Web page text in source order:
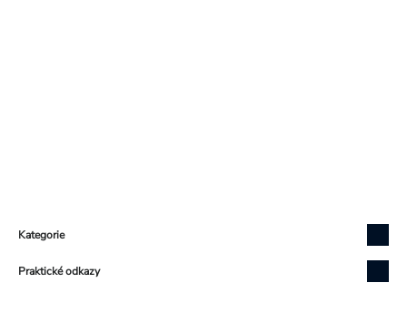
Kategorie
Praktické odkazy